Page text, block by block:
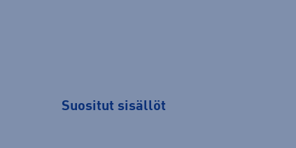
Suositut sisällöt